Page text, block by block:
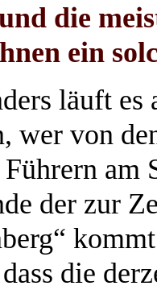
die
ein
läuft
wer von
am
der zur
die